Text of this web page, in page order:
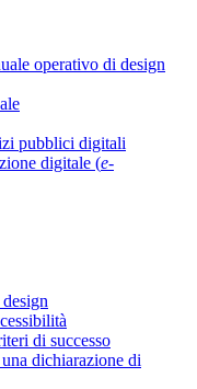
operativo di design
pubblici digitali
digitale (e-
di successo
dichiarazione di